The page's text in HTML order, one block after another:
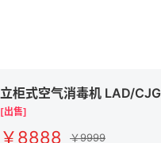
立柜式空气消毒机 LAD/
[出售]
￥8888 ￥9999